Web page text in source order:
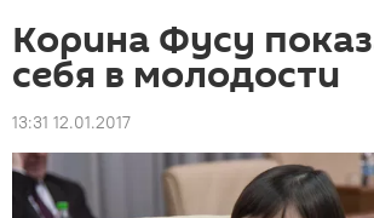
Корина Фусу
себя в молодости
13:31 12.01.2017